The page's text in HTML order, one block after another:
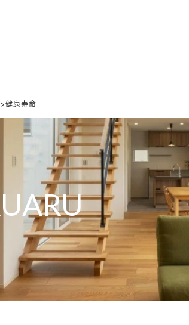
康寿命